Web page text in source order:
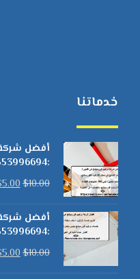
خدماتنا
أفضل
:0553996694
$10.00
5.00
أفضل
:0553996694
$10.00
5.00